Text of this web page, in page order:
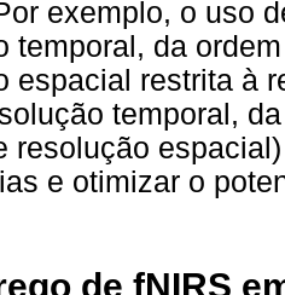
exemplo, o uso
temporal, da
espacial restrita à
temporal,
resolução
e otimizar o
de fNIRS